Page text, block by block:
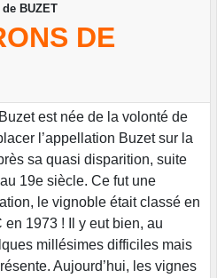
BUZET
DE
est née de la volonté de
l’appellation Buzet sur la
sa quasi disparition, suite
19e siècle. Ce fut une
le vignoble était classé en
1973 ! Il y eut bien, au
millésimes difficiles mais
Aujourd’hui, les vignes